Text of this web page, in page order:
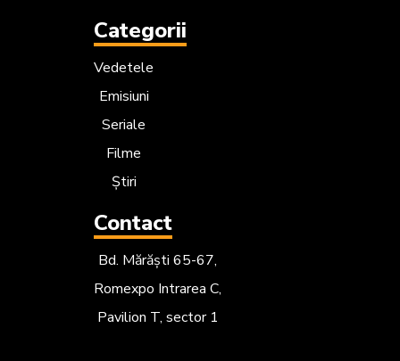
Categorii
Vedetele
Emisiuni
Seriale
Filme
Știri
Contact
Bd. Mărăști 65-67,
Romexpo Intrarea C,
Pavilion T, sector 1